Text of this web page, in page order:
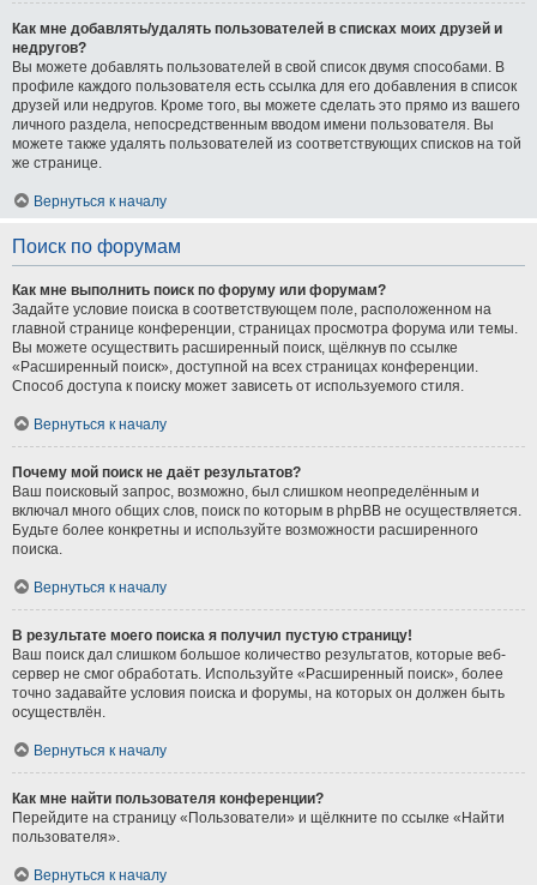
Как мне добавлять/удалять пользователей в списках моих друзей и
недругов?
Вы можете добавлять пользователей в свой список двумя способами. В
профиле каждого пользователя есть ссылка для его добавления в список
друзей или недругов. Кроме того, вы можете сделать это прямо из вашего
личного раздела, непосредственным вводом имени пользователя. Вы
можете также удалять пользователей из соответствующих списков на той
же странице.
Вернуться к началу
Поиск по форумам
Как мне выполнить поиск по форуму или форумам?
Задайте условие поиска в соответствующем поле, расположенном на
главной странице конференции, страницах просмотра форума или темы.
Вы можете осуществить расширенный поиск, щёлкнув по ссылке
«Расширенный поиск», доступной на всех страницах конференции.
Способ доступа к поиску может зависеть от используемого стиля.
Вернуться к началу
Почему мой поиск не даёт результатов?
Ваш поисковый запрос, возможно, был слишком неопределённым и
включал много общих слов, поиск по которым в phpBB не осуществляется.
Будьте более конкретны и используйте возможности расширенного
поиска.
Вернуться к началу
В результате моего поиска я получил пустую страницу!
Ваш поиск дал слишком большое количество результатов, которые веб-
сервер не смог обработать. Используйте «Расширенный поиск», более
точно задавайте условия поиска и форумы, на которых он должен быть
осуществлён.
Вернуться к началу
Как мне найти пользователя конференции?
Перейдите на страницу «Пользователи» и щёлкните по ссылке «Найти
пользователя».
Вернуться к началу